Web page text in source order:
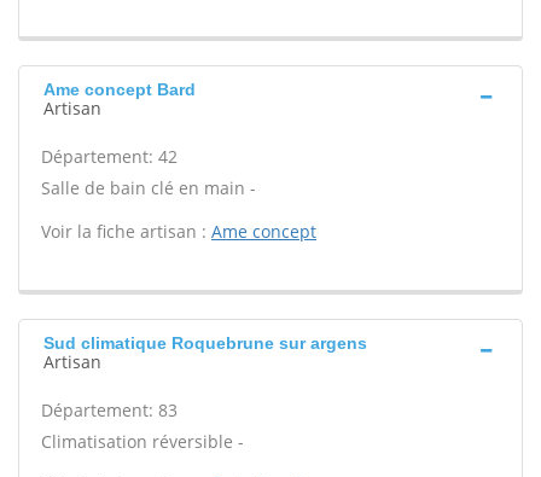
Ame concept Bard
Artisan
Département: 42
Salle de bain clé en main -
Voir la fiche artisan : Ame concept
Sud climatique Roquebrune sur argens
Artisan
Département: 83
Climatisation réversible -